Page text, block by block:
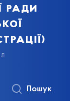
ради
Пошук